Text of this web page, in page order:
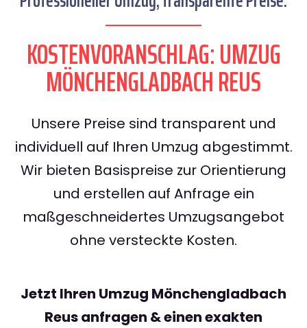
KOSTENVORANSCHLAG: UMZUG
MÖNCHENGLADBACH REUS
Unsere Preise sind transparent und
individuell auf Ihren Umzug abgestimmt.
Wir bieten Basispreise zur Orientierung
und erstellen auf Anfrage ein
maßgeschneidertes Umzugsangebot
ohne versteckte Kosten.
Jetzt Ihren Umzug Mönchengladbach
Reus anfragen & einen exakten